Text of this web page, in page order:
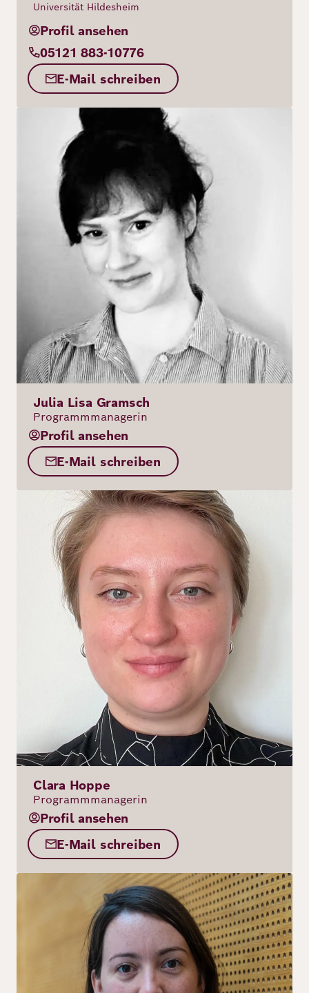
Universität Hildesheim
Profil ansehen
05121 883-10776
E-Mail schreiben
Julia Lisa Gramsch
Programmmanagerin
Profil ansehen
E-Mail schreiben
Clara Hoppe
Programmmanagerin
Profil ansehen
E-Mail schreiben
Bild